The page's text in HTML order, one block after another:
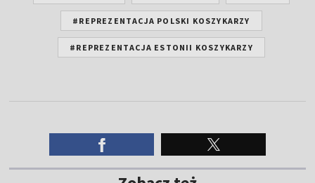
#REPREZENTACJA POLSKI KOSZYKARZY
#REPREZENTACJA ESTONII KOSZYKARZY